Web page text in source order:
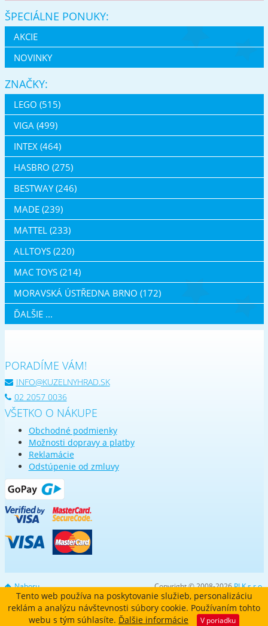
ŠPECIÁLNE PONUKY:
AKCIE
NOVINKY
ZNAČKY:
LEGO (515)
VIGA (499)
INTEX (464)
HASBRO (275)
BESTWAY (246)
MADE (239)
MATTEL (233)
ALLTOYS (220)
MAC TOYS (214)
MORAVSKÁ ÚSTŘEDNA BRNO (172)
ĎALŠIE ...
PORADÍME VÁM!
INFO@KUZELNYHRAD.SK
02 2057 0036
VŠETKO O NÁKUPE
Obchodné podmienky
Možnosti dopravy a platby
Reklamácie
Odstúpenie od zmluvy
Nahoru Copyright © 2008-2026PLK s.r.o.
Tento web používa na poskytovanie služieb, personalizáciu
reklám a analýzu návštevnosti súbory cookie. Používaním tohto
webu s tým súhlasíte. Ďalšie informácie V poriadku